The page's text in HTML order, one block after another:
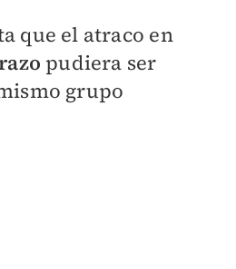
que el atraco en
pudiera ser
grupo